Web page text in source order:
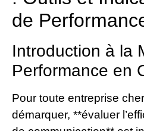
de
Introduction à la
Performance en
Pour toute entreprise
démarquer, **évaluer